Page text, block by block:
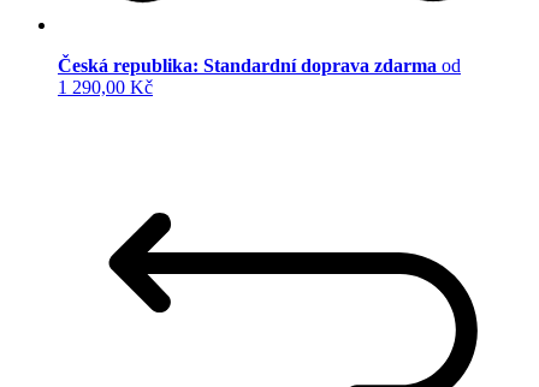
Česká republika: Standardní doprava zdarma od
1 290,00 Kč